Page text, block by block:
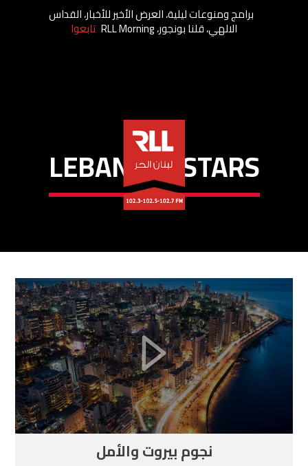
LEBANESE STARS
نجوم بيروت والأمل
برامج ومنوعات ليلية، العرض الأخير للأخبار، القداس
الالهي، قلنا بونجور، RLL Morning تابعوا